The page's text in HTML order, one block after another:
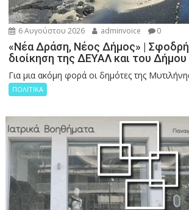
6 Αυγούστου 2026 adminvoice 0
«Νέα Δράση, Νέος Δήμος» | Σφοδρή
διοίκηση της ΔΕΥΑΛ και του Δήμου
Για μια ακόμη φορά οι δημότες της
ΠΟΛΙΤΙΚΑ